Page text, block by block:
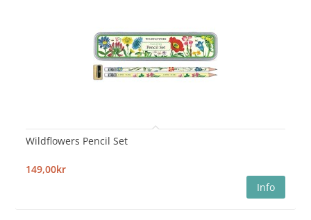
Wildflowers Pencil Set
149,00kr